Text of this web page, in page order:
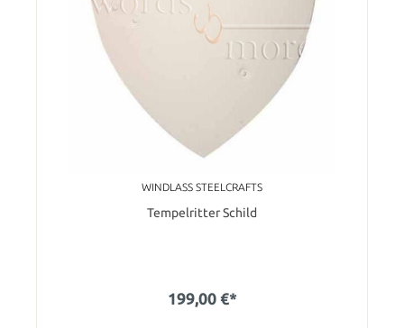
WINDLASS STEELCRAFTS
Tempelritter Schild
199,00 €*